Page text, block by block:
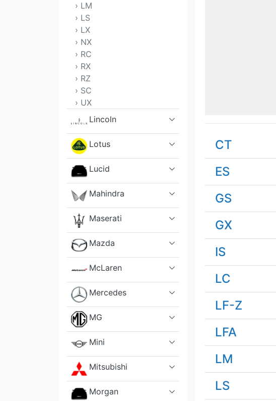
› LM
› LS
› LX
› NX
› RC
› RX
› RZ
› SC
› UX
Lincoln
Lotus
Lucid
Mahindra
Maserati
Mazda
McLaren
Mercedes
MG
Mini
Mitsubishi
Morgan
CT
ES
GS
GX
IS
LC
LF-Z
LFA
LM
LS